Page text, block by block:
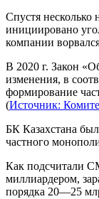
Спустя несколько
инициировано
компании
В 2020 г. Закон
изменения, в
формирование
(Источник:
БК Казахстана
частного
Как подсчитали
миллиардером,
порядка 20—25